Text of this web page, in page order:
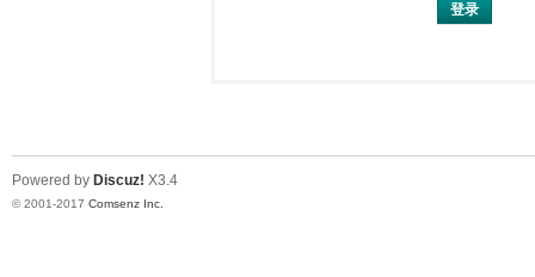
登录
Powered by Discuz! X3.4
© 2001-2017 Comsenz Inc.